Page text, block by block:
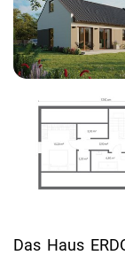
Das Haus